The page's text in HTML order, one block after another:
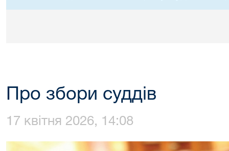
Про збори суддів
17 квітня 2026, 14:08